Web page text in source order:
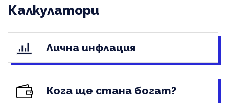
Калкулатори
Лична инфлация
Кога ще стана богат?